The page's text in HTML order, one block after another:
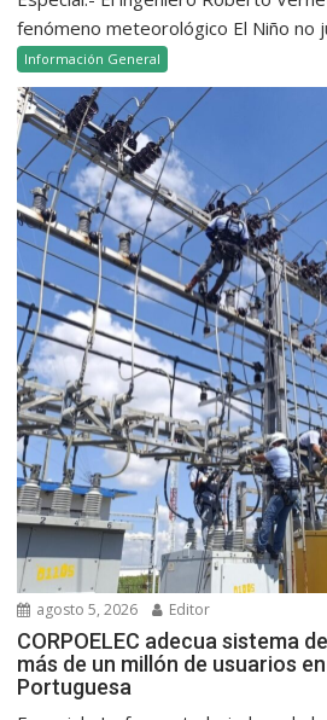
fenómeno meteorológico El Niño no
Información General
agosto 5, 2026 Editor
CORPOELEC adecua sistema
más de un millón de usuarios
Portuguesa